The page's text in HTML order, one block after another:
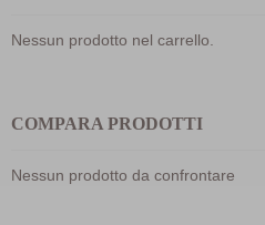
Nessun prodotto nel carrello.
COMPARA PRODOTTI
Nessun prodotto da confrontare